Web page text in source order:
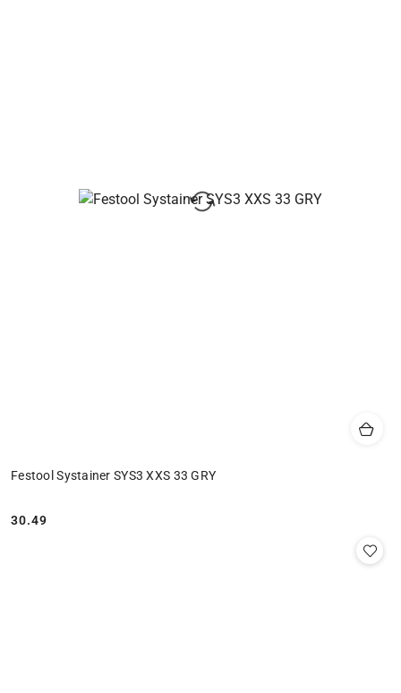
Festool Systainer SYS3 XXS 33 GRY
Cena:
30.49